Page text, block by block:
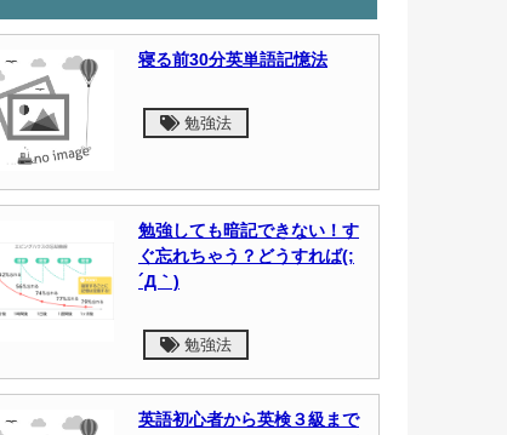
寝る前30分英単語記憶法
勉強法
勉強しても暗記できない！す
ぐ忘れちゃう？どうすれば(;
´Д｀)
勉強法
英語初心者から英検３級まで